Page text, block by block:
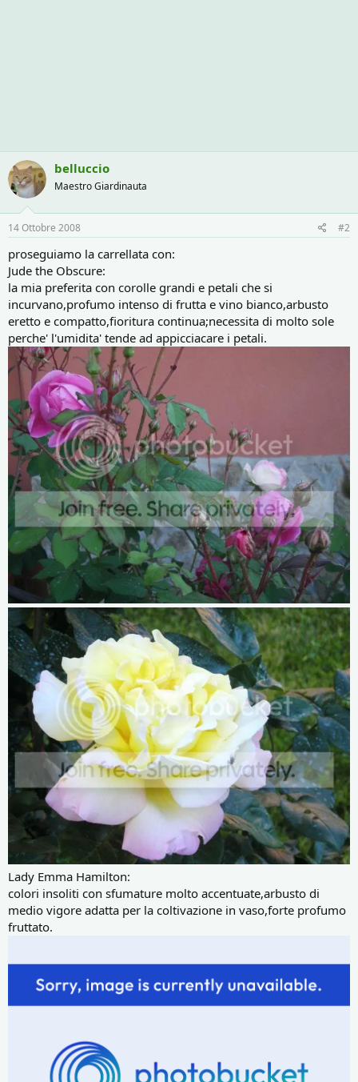
belluccio
Maestro Giardinauta
14 Ottobre 2008 #2
proseguiamo la carrellata con:
Jude the Obscure:
la mia preferita con corolle grandi e petali che si
incurvano,profumo intenso di frutta e vino bianco,arbusto
eretto e compatto,fioritura continua;necessita di molto sole
perche' l'umidita' tende ad appicciacare i petali.
Lady Emma Hamilton:
colori insoliti con sfumature molto accentuate,arbusto di
medio vigore adatta per la coltivazione in vaso,forte profumo
fruttato.